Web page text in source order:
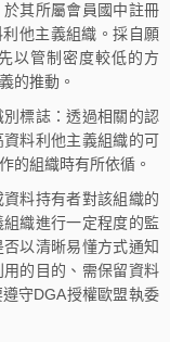
其所屬會員國中註冊
他主義組織。採自願
以管制密度較低的方
的推動。
標誌：透過相關的認
料利他主義組織的可
的組織時有所依循。
料持有者對該組織的
織進行一定程度的監
以清晰易懂方式通知
的目的、需保留資料
守DGA授權歐盟執委